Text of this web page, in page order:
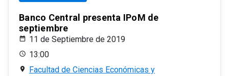
Banco Central presenta IPoM de
septiembre
11 de Septiembre de 2019
13:00
Facultad de Ciencias Económicas y